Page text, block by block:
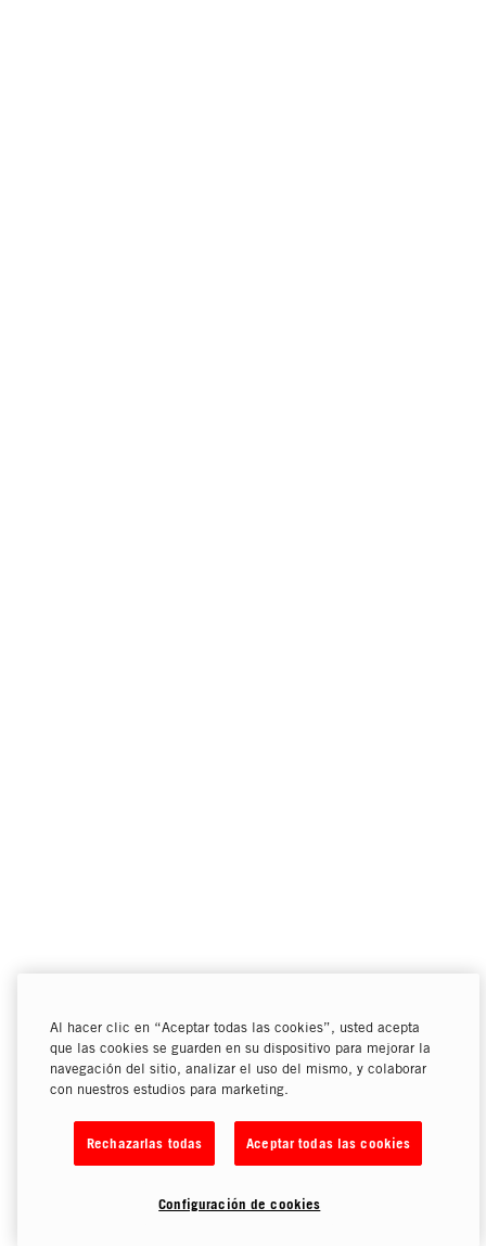
Al hacer clic en “Aceptar todas las cookies”, usted acepta
que las cookies se guarden en su dispositivo para mejorar la
navegación del sitio, analizar el uso del mismo, y colaborar
con nuestros estudios para marketing.
Rechazarlas todas Aceptar todas las cookies
Configuración de cookies